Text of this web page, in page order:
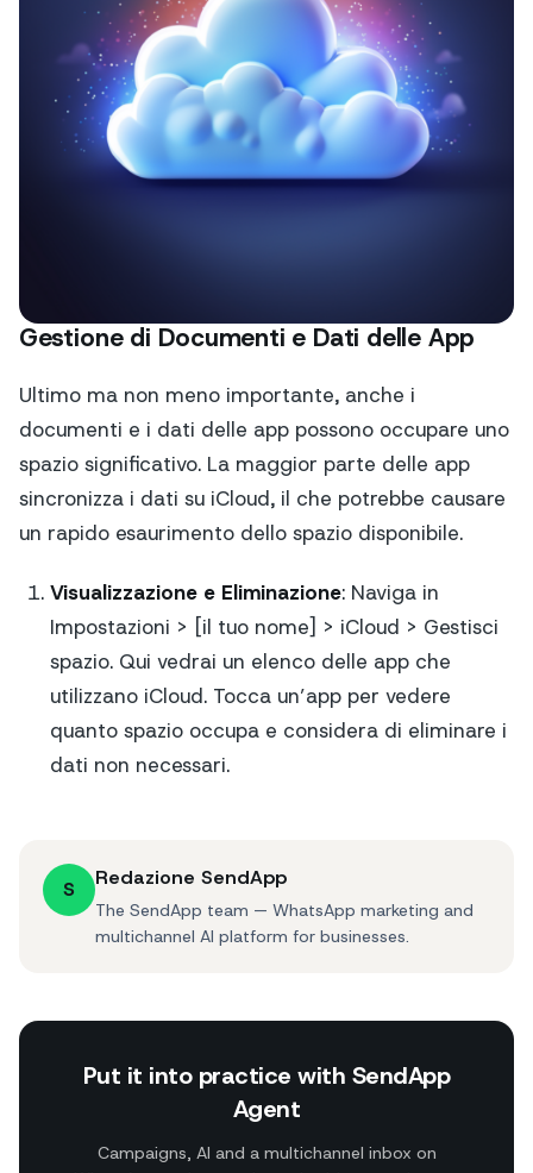
Gestione di Documenti e Dati delle App
Ultimo ma non meno importante, anche i
documenti e i dati delle app possono occupare uno
spazio significativo. La maggior parte delle app
sincronizza i dati su iCloud, il che potrebbe causare
un rapido esaurimento dello spazio disponibile.
Visualizzazione e Eliminazione: Naviga in
Impostazioni > [il tuo nome] > iCloud > Gestisci
spazio. Qui vedrai un elenco delle app che
utilizzano iCloud. Tocca un’app per vedere
quanto spazio occupa e considera di eliminare i
dati non necessari.
S Redazione SendApp
The SendApp team — WhatsApp marketing and
multichannel AI platform for businesses.
Put it into practice with SendApp
Agent
Campaigns, AI and a multichannel inbox on